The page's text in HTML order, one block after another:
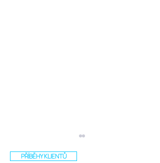
PŘÍBĚHY KLIENTŮ